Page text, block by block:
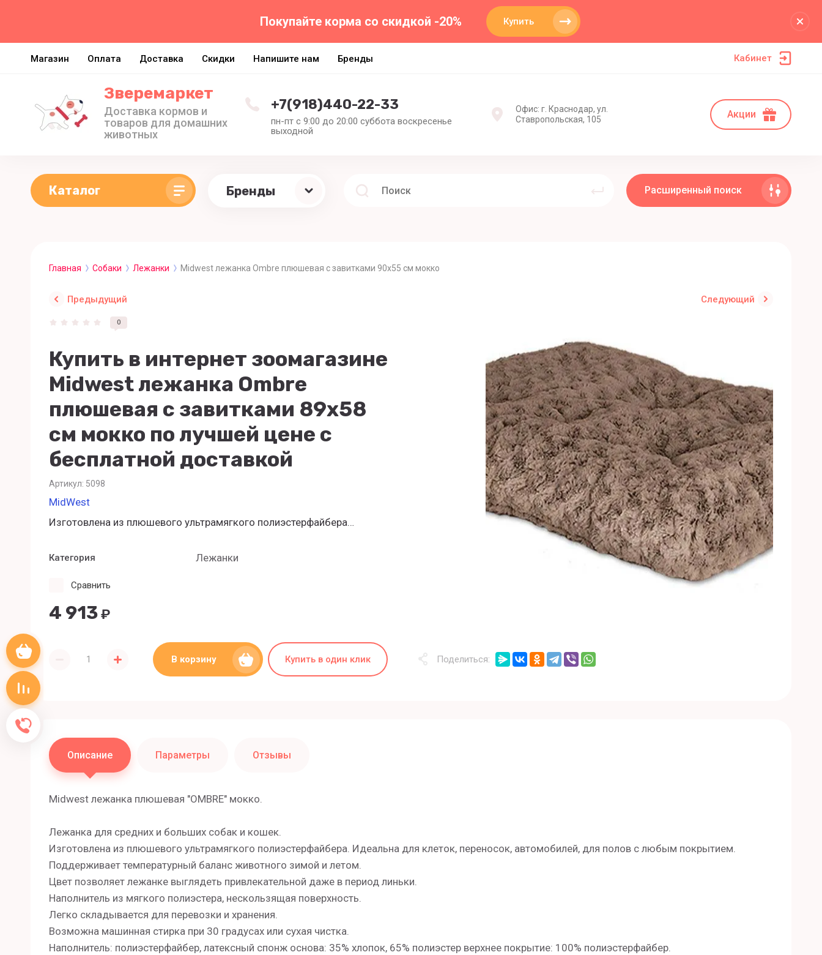
Покупайте корма со скидкой -20% Купить
Магазин Оплата Доставка Скидки Напишите нам Бренды Кабинет
Зверемаркет
Доставка кормов и
товаров для домашних
животных
+7(918)440-22-33
пн-пт с 9:00 до 20:00 суббота воскресенье
выходной
Офис: г. Краснодар, ул.
Ставропольская, 105
Акции
Каталог Бренды Расширенный поиск
Главная Собаки Лежанки Midwest лежанка Ombre плюшевая с завитками 90х55 см мокко
Предыдущий Следующий
0
Купить в интернет зоомагазине
Midwest лежанка Ombre
плюшевая с завитками 89х58
см мокко по лучшей цене с
бесплатной доставкой
Артикул: 5098
MidWest
Изготовлена из плюшевого ультрамягкого полиэстерфайбера…
Категория Лежанки
4 913₽
Сравнить
В корзину Купить в один клик Поделиться:
Описание Параметры Отзывы
Midwest лежанка плюшевая "OMBRE" мокко.
Лежанка для средних и больших собак и кошек.
Изготовлена из плюшевого ультрамягкого полиэстерфайбера. Идеальна для клеток, переносок, автомобилей, для полов с любым покрытием.
Поддерживает температурный баланс животного зимой и летом.
Цвет позволяет лежанке выглядеть привлекательной даже в период линьки.
Наполнитель из мягкого полиэстера, нескользящая поверхность.
Легко складывается для перевозки и хранения.
Возможна машинная стирка при 30 градусах или сухая чистка.
Наполнитель: полиэстерфайбер, латексный спонж основа: 35% хлопок, 65% полиэстер верхнее покрытие: 100% полиэстерфайбер.